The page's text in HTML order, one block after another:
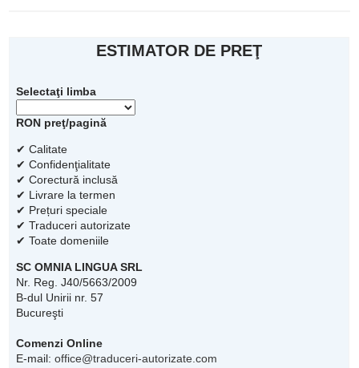
ESTIMATOR DE PREŢ
Selectaţi limba
RON preţ/pagină
✔ Calitate
✔ Confidenţialitate
✔ Corectură inclusă
✔ Livrare la termen
✔ Prețuri speciale
✔ Traduceri autorizate
✔ Toate domeniile
SC OMNIA LINGUA SRL
Nr. Reg. J40/5663/2009
B-dul Unirii nr. 57
Bucureşti
Comenzi Online
E-mail:office@traduceri-autorizate.com